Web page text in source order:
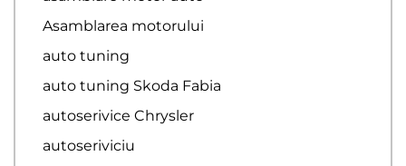
Asamblarea motorului
auto tuning
auto tuning Skoda Fabia
autoserivice Chrysler
autoseriviciu